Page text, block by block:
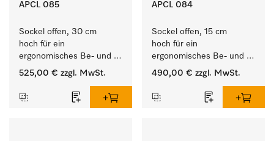
APCL 085
Sockel offen, 30 cm
hoch für ein
ergonomisches Be- und
Entladen von
Trockner.
525,00 € zzgl. MwSt.
APCL 084
Sockel offen, 15 cm
hoch für ein
ergonomisches Be- und
Entladen von
Trockner.
490,00 € zzgl. MwSt.